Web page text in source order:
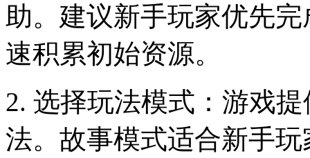
助。建议新手玩家优先
速积累初始资源。
2. 选择玩法模式：游戏
法。故事模式适合新手